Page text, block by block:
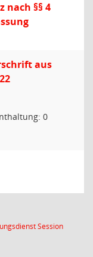
nach §§ 4
aus
0
Session(Wird in